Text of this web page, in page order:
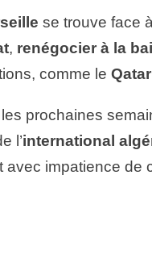
se trouve face
, renégocier à la
comme le Qatar
prochaines
l’international
avec impatience de